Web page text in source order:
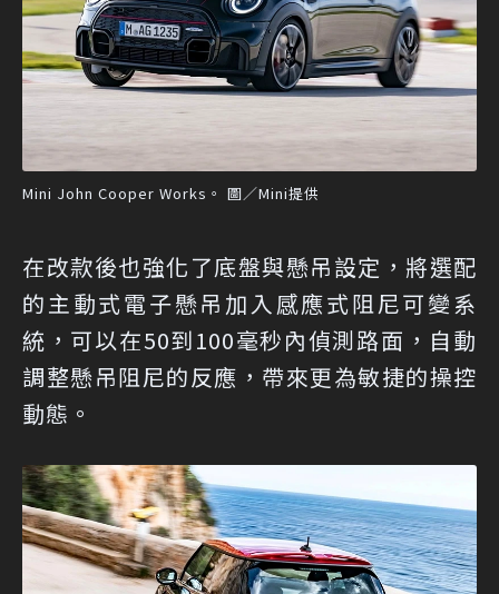
Mini John Cooper Works。 圖／Mini提供
在改款後也強化了底盤與懸吊設定，將選配
的主動式電子懸吊加入感應式阻尼可變系
統，可以在50到100毫秒內偵測路面，自動
調整懸吊阻尼的反應，帶來更為敏捷的操控
動態。